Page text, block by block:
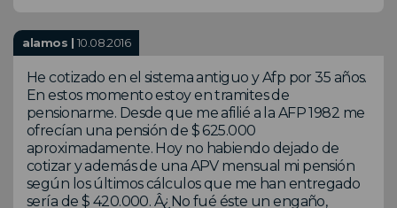
alamos | 10.08.2016
He cotizado en el sistema antiguo y Afp por 35 años.
En estos momento estoy en tramites de
pensionarme. Desde que me afilié a la AFP 1982 me
ofrecían una pensión de $ 625.000
aproximadamente. Hoy no habiendo dejado de
cotizar y además de una APV mensual mi pensión
según los últimos cálculos que me han entregado
sería de $ 420.000. Â¿No fué éste un engaño,